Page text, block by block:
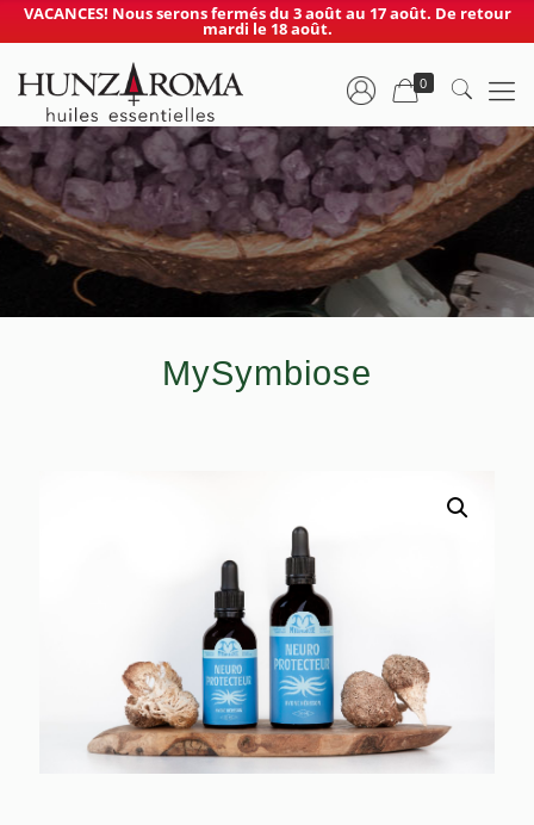
VACANCES! Nous serons fermés du 3 août au 17 août. De retour
mardi le 18 août.
0
MySymbiose